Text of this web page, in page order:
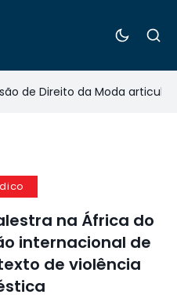
Direito da Moda articula
na África do
internacional de
de violência